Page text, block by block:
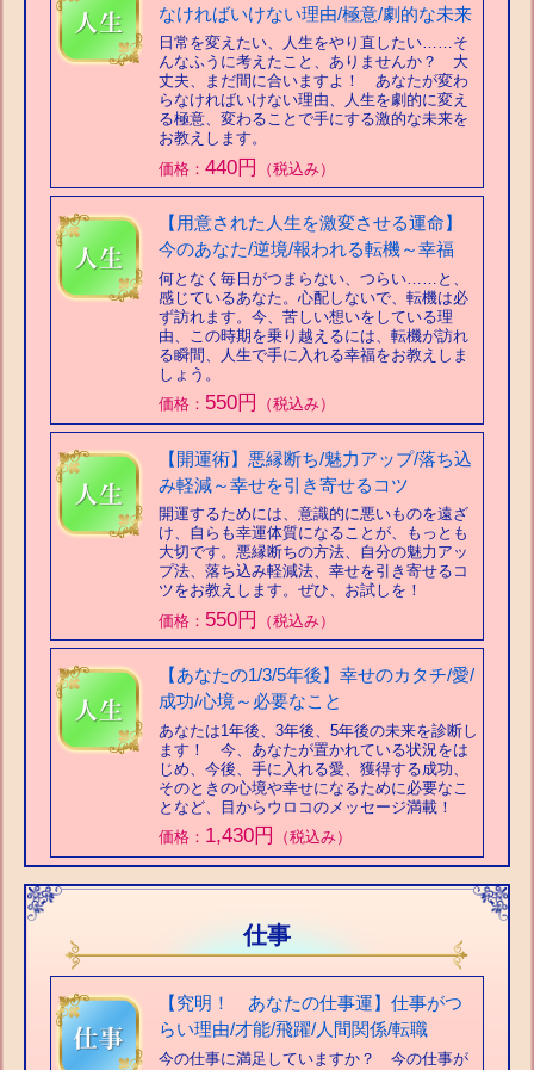
なければいけない理由/極意/劇的な未来
日常を変えたい、人生をやり直したい……そ
んなふうに考えたこと、ありませんか？ 大
丈夫、まだ間に合いますよ！ あなたが変わ
らなければいけない理由、人生を劇的に変え
る極意、変わることで手にする激的な未来を
お教えします。
価格：440円 （税込み）
【用意された人生を激変させる運命】
今のあなた/逆境/報われる転機～幸福
何となく毎日がつまらない、つらい……と、
感じているあなた。心配しないで、転機は必
ず訪れます。今、苦しい想いをしている理
由、この時期を乗り越えるには、転機が訪れ
る瞬間、人生で手に入れる幸福をお教えしま
しょう。
価格： 550円 （税込み）
【開運術】悪縁断ち/魅力アップ/落ち込
み軽減～幸せを引き寄せるコツ
開運するためには、意識的に悪いものを遠ざ
け、自らも幸運体質になることが、もっとも
大切です。悪縁断ちの方法、自分の魅力アッ
プ法、落ち込み軽減法、幸せを引き寄せるコ
ツをお教えします。ぜひ、お試しを！
価格： 550円 （税込み）
【あなたの1/3/5年後】幸せのカタチ/愛/
成功/心境～必要なこと
あなたは1年後、3年後、5年後の未来を診断し
ます！ 今、あなたが置かれている状況をは
じめ、今後、手に入れる愛、獲得する成功、
そのときの心境や幸せになるために必要なこ
となど、目からウロコのメッセージ満載！
価格： 1,430円 （税込み）
仕事
【究明！ あなたの仕事運】仕事がつ
らい理由/才能/飛躍/人間関係/転職
今の仕事に満足していますか？ 今の仕事が